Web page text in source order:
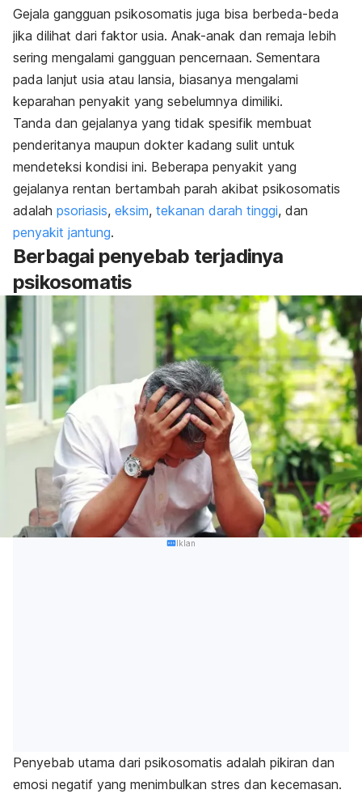
Gejala gangguan psikosomatis juga bisa berbeda-beda
jika dilihat dari faktor usia. Anak-anak dan remaja lebih
sering mengalami gangguan pencernaan. Sementara
pada lanjut usia atau lansia, biasanya mengalami
keparahan penyakit yang sebelumnya dimiliki.
Tanda dan gejalanya yang tidak spesifik membuat
penderitanya maupun dokter kadang sulit untuk
mendeteksi kondisi ini. Beberapa penyakit yang
gejalanya rentan bertambah parah akibat psikosomatis
adalah psoriasis, eksim, tekanan darah tinggi, dan
penyakit jantung.
Berbagai penyebab terjadinya
psikosomatis
Iklan
Penyebab utama dari psikosomatis adalah pikiran dan
emosi negatif yang menimbulkan stres dan kecemasan.